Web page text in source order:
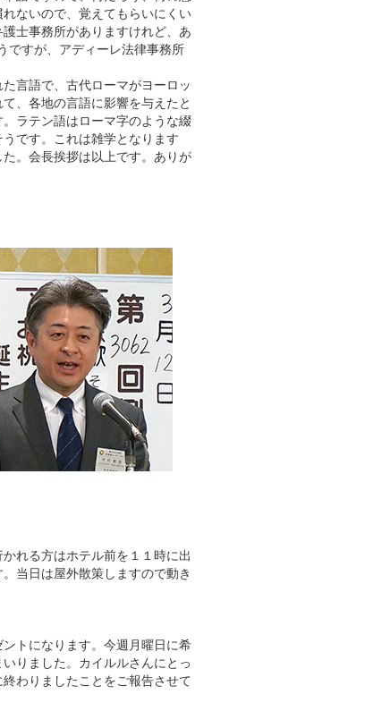
ないので、覚えてもらいにくい
士事務所がありますけれど、あ
ですが、アディーレ法律事務所
言語で、古代ローマがヨーロッ
、各地の言語に影響を与えたと
ラテン語はローマ字のような綴
です。これは雑学となります
。会長挨拶は以上です。ありが
れる方はホテル前を１１時に出
当日は屋外散策しますので動き
トになります。今週月曜日に希
りました。カイルルさんにとっ
わりましたことをご報告させて